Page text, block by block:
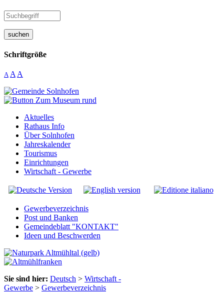
suchen
Schriftgröße
A A A
Aktuelles
Rathaus Info
Über Solnhofen
Jahreskalender
Tourismus
Einrichtungen
Wirtschaft - Gewerbe
Gewerbeverzeichnis
Post und Banken
Gemeindeblatt "KONTAKT"
Ideen und Beschwerden
Sie sind hier: Deutsch > Wirtschaft -
Gewerbe > Gewerbeverzeichnis